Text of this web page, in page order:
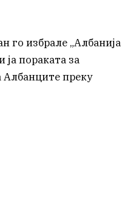
го избрале „Албанија
ја пораката за
преку